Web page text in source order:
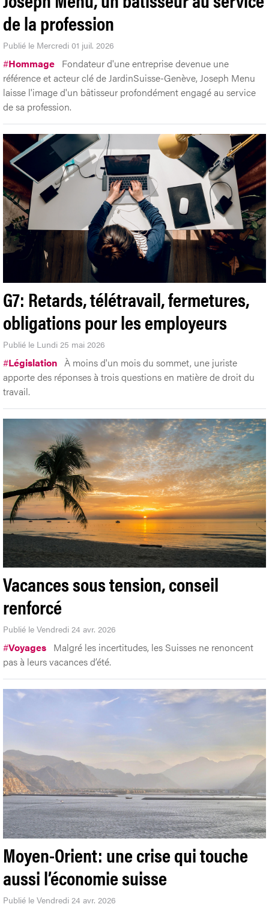
de la profession
Publié le Mercredi 01 juil. 2026
#Hommage Fondateur d'une entreprise devenue une
référence et acteur clé de JardinSuisse-Genève, Joseph Menu
laisse l'image d'un bâtisseur profondément engagé au service
de sa profession.
G7: Retards, télétravail, fermetures,
obligations pour les employeurs
Publié le Lundi 25 mai 2026
#Législation À moins d'un mois du sommet, une juriste
apporte des réponses à trois questions en matière de droit du
travail.
Vacances sous tension, conseil
renforcé
Publié le Vendredi 24 avr. 2026
#Voyages Malgré les incertitudes, les Suisses ne renoncent
pas à leurs vacances d’été.
Moyen-Orient: une crise qui touche
aussi l’économie suisse
Publié le Vendredi 24 avr. 2026